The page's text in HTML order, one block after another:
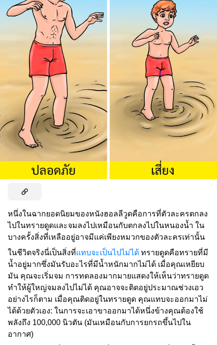
หนึ่งในฉากยอดนิยมของหนังฮอลลีวูดคือการที่ตัวละครตกลง
ไปในทรายดูดและจมลงไปเหมือนกับตกลงไปในหนองน้ำ ใน
บางครั้งสิ่งที่เหลืออยู่อาจมีแค่เพียงหมวกของตัวละครเท่านั้น
ในชีวิตจริงนี่เป็นสิ่งที่แทบจะเป็นไปไม่ได้ ทรายดูดคือทรายที่มี
น้ำอยู่มากซึ่งมันรับอะไรที่มีน้ำหนักมากไม่ได้ เมื่อคุณเหยียบ
มัน คุณจะเริ่มจม การทดลองมากมายแสดงให้เห็นว่าทรายดูด
ทำให้ผู้ใหญ่จมลงไปไม่ได้ คุณอาจจะติดอยู่ประมาณช่วงเอว
อย่างไรก็ตาม เมื่อคุณติดอยู่ในทรายดูด คุณแทบจะออกมาไม่
ได้ด้วยตัวเอง: ในการจะเอาขาออกมาได้หนึ่งข้างคุณต้องใช้
พลังถึง 100,000 นิวตัน (มันเหมือนกับการยกรถขึ้นไปใน
อากาศ)